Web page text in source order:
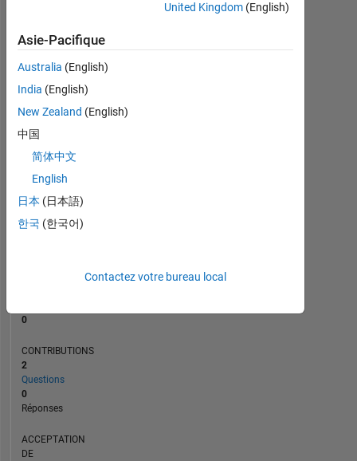
CONTRIBUTIONS L
0
1
RANG
232
704
0
CONTRIBUTIONS
2
Questions
0
Réponses
ACCEPTATION
DE
United Kingdom(English)
Asie-Pacifique
Australia (English)
India (English)
New Zealand (English)
中国
简体中文
English
日本 (日本語)
한국 (한국어)
Contactez votre bureau local